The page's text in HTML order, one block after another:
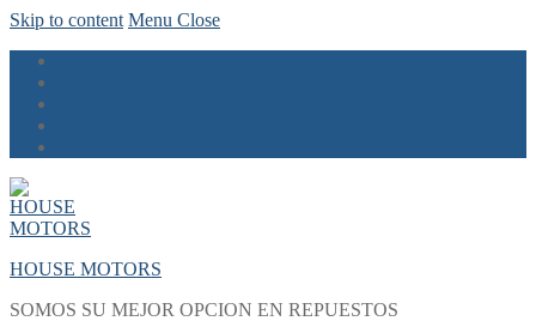
Skip to content Menu Close
HOUSE MOTORS
SOMOS SU MEJOR OPCION EN REPUESTOS